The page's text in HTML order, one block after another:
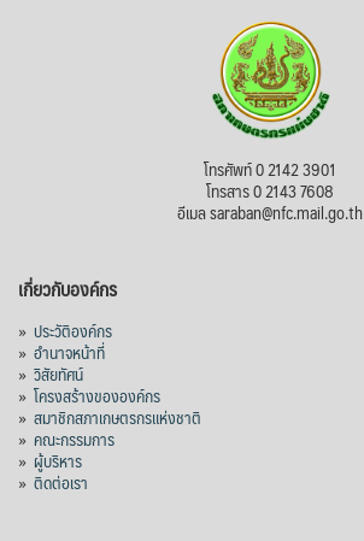
โทรศัพท์ 0 2142 3901
โทรสาร 0 2143 7608
อีเมล saraban@nfc.mail.go.th
เกี่ยวกับองค์กร
» ประวัติองค์กร
» อำนาจหน้าที่
» วิสัยทัศน์
» โครงสร้างขององค์กร
» สมาชิกสภาเกษตรกรแห่งชาติ
» คณะกรรมการ
» ผู้บริหาร
» ติดต่อเรา